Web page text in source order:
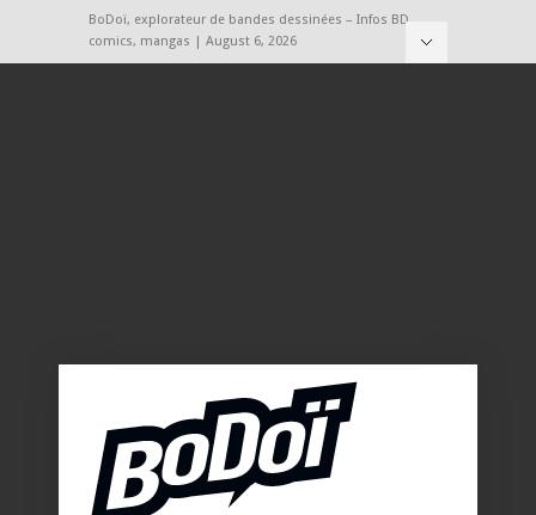
BoDoï, explorateur de bandes dessinées – Infos BD,
comics, mangas | August 6, 2026